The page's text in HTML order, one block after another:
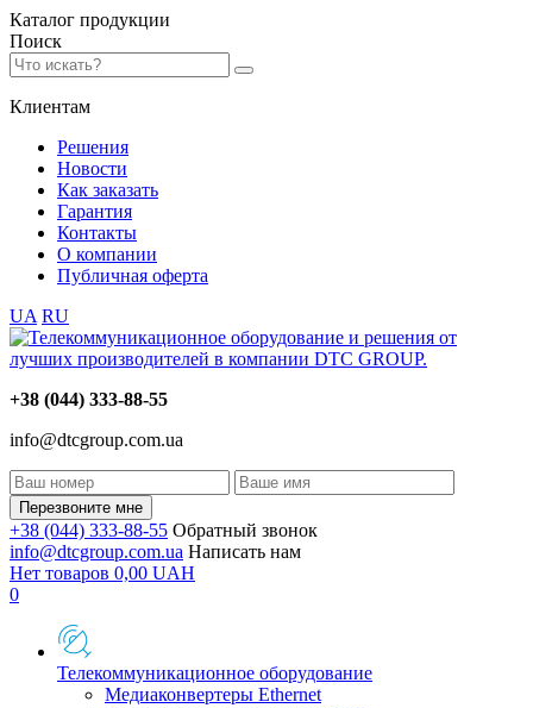
Каталог продукции
Поиск
Клиентам
Решения
Новости
Как заказать
Гарантия
Контакты
О компании
Публичная оферта
UA RU
+38 (044) 333-88-55
info@dtcgroup.com.ua
Перезвоните мне
+38 (044) 333-88-55 Обратный звонок
info@dtcgroup.com.ua Написать нам
Нет товаров 0,00 UAH
0
Телекоммуникационное оборудование
Медиаконвертеры Ethernet